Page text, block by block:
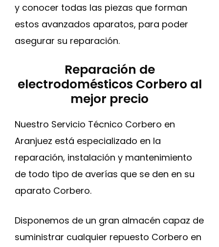
y conocer todas las piezas que forman
estos avanzados aparatos, para poder
asegurar su reparación.
Reparación de
electrodomésticos Corbero al
mejor precio
Nuestro Servicio Técnico Corbero en
Aranjuez está especializado en la
reparación, instalación y mantenimiento
de todo tipo de averías que se den en su
aparato Corbero.
Disponemos de un gran almacén capaz de
suministrar cualquier repuesto Corbero en